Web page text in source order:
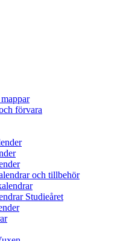
förvara
och tillbehör
Studieåret